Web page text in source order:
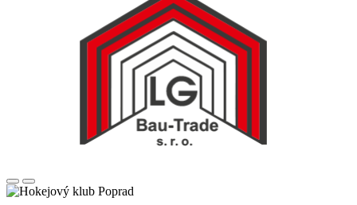
Posunúť
doľava
Posunúť
doprava